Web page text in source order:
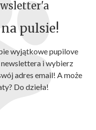
pulsie!
wyjątkowe pupilove
i wybierz
adres email! A może
Do dzieła!